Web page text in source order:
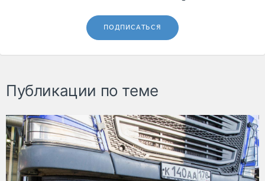
ПОДПИСАТЬСЯ
Публикации по теме